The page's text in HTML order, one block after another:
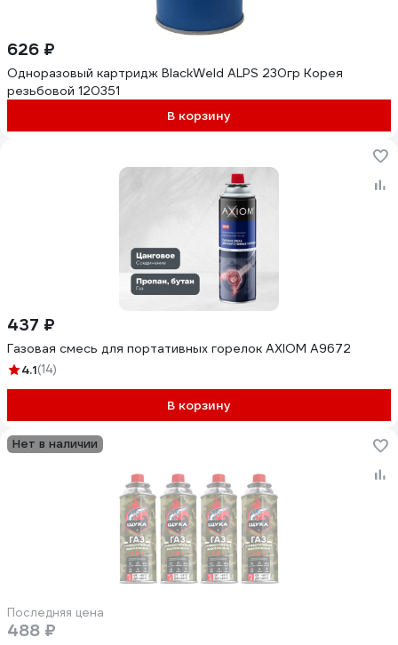
626 ₽
Одноразовый картридж BlackWeld ALPS 230гр Корея
резьбовой 120351
В корзину
437 ₽
Газовая смесь для портативных горелок AXIOM A9672
4.1(14)
В корзину
Нет в наличии
Последняя цена
488 ₽